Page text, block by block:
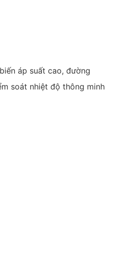
áp suất cao, đường
soát nhiệt độ thông minh